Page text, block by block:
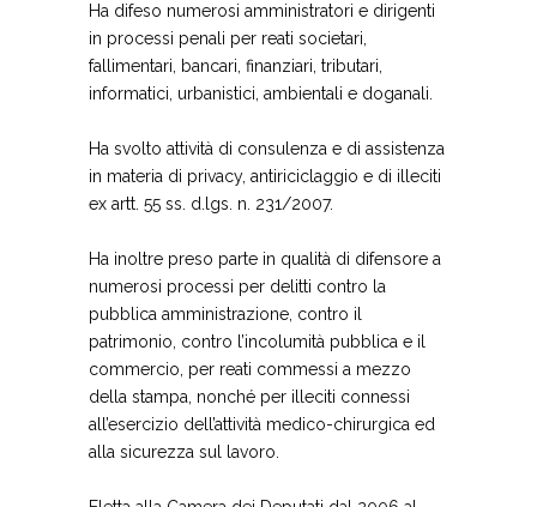
Ha difeso numerosi amministratori e dirigenti
in processi penali per reati societari,
fallimentari, bancari, finanziari, tributari,
informatici, urbanistici, ambientali e doganali.
Ha svolto attività di consulenza e di assistenza
in materia di privacy, antiriciclaggio e di illeciti
ex artt. 55 ss. d.lgs. n. 231/2007.
Ha inoltre preso parte in qualità di difensore a
numerosi processi per delitti contro la
pubblica amministrazione, contro il
patrimonio, contro l’incolumità pubblica e il
commercio, per reati commessi a mezzo
della stampa, nonché per illeciti connessi
all’esercizio dell’attività medico-chirurgica ed
alla sicurezza sul lavoro.